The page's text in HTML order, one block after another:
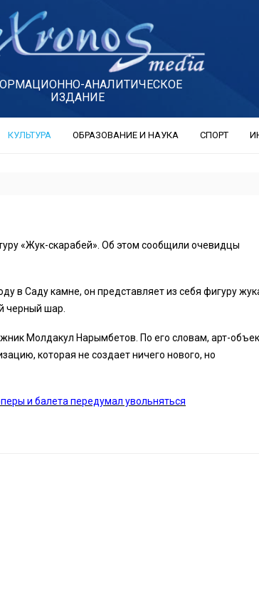
АНАЛИТИЧЕСКОЕ
ИЗДАНИЕ
КУЛЬТУРА ОБРАЗОВАНИЕ И НАУКА СПОРТ
«Жук-скарабей». Об этом сообщили очевидцы
в Саду камне, он представляет из себя фигуру
черный шар.
Молдакул Нарымбетов. По его словам, арт-
которая не создает ничего нового, но
и балета передумал увольняться